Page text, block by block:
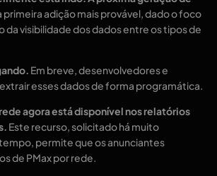
primeira adição mais provável, dado o foco
da visibilidade dos dados entre os tipos de
Em breve, desenvolvedores e
esses dados de forma programática.
agora está disponível nos relatórios
Este recurso, solicitado há muito
permite que os anunciantes
de PMax por rede.